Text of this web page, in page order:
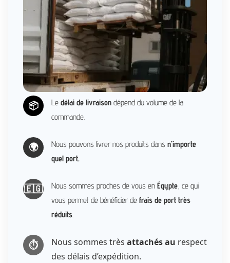
📦 Le délai de livraison dépend du volume de la
commande.
🌍 Nous pouvons livrer nos produits dans n’importe
quel port.
🇪🇬 Nous sommes proches de vous en Égypte, ce qui
vous permet de bénéficier de frais de port très
réduits.
⏱️ Nous sommes très attachés au respect
des délais d’expédition.